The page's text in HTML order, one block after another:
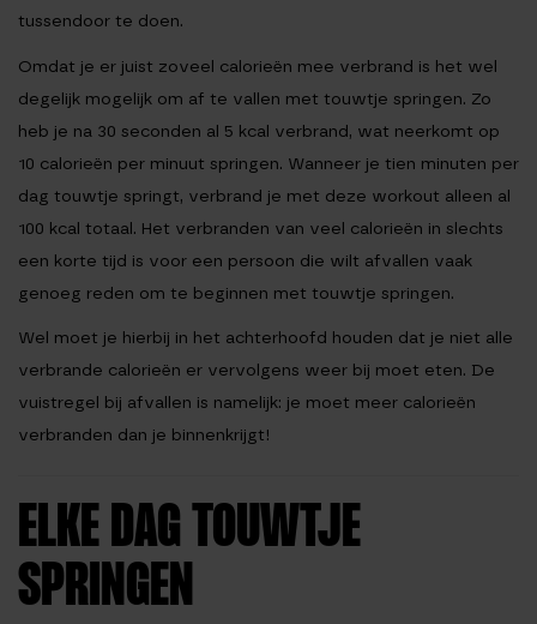
tussendoor te doen.
Omdat je er juist zoveel calorieën mee verbrand is het wel
degelijk mogelijk om af te vallen met touwtje springen. Zo
heb je na 30 seconden al 5 kcal verbrand, wat neerkomt op
10 calorieën per minuut springen. Wanneer je tien minuten per
dag touwtje springt, verbrand je met deze workout alleen al
100 kcal totaal. Het verbranden van veel calorieën in slechts
een korte tijd is voor een persoon die wilt afvallen vaak
genoeg reden om te beginnen met touwtje springen.
Wel moet je hierbij in het achterhoofd houden dat je niet alle
verbrande calorieën er vervolgens weer bij moet eten. De
vuistregel bij afvallen is namelijk: je moet meer calorieën
verbranden dan je binnenkrijgt!
ELKE DAG TOUWTJE
SPRINGEN